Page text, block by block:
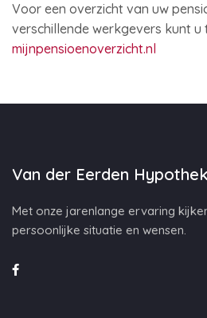
Voor een overzicht van uw
verschillende werkgevers kunt
mijnpensioenoverzicht.nl
Van der Eerden
Met onze jarenlange ervaring
persoonlijke situatie en wensen.